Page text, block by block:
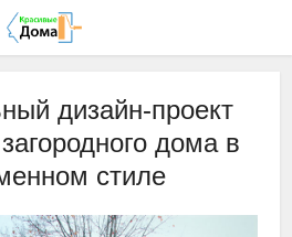
дизайн-проект
дома в
стиле